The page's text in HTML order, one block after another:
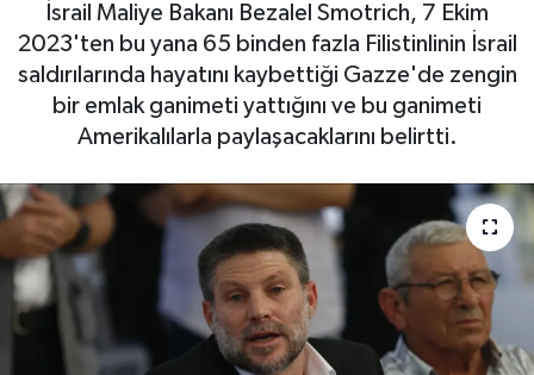
İsrail Maliye Bakanı Bezalel Smotrich, 7 Ekim
2023'ten bu yana 65 binden fazla Filistinlinin İsrail
saldırılarında hayatını kaybettiği Gazze'de zengin
bir emlak ganimeti yattığını ve bu ganimeti
Amerikalılarla paylaşacaklarını belirtti.